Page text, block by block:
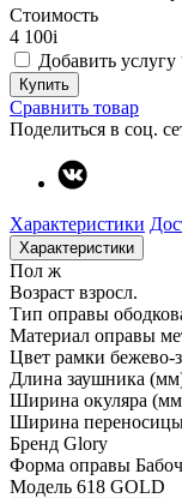
Стоимость
4 100i
Добавить услугу
Купить
Сравнить товар
Поделиться в соц.
Характеристики
Характеристики
Пол ж
Возраст взросл.
Тип оправы
Материал оправы
Цвет рамки бежево-
Длина заушника
Ширина окуляра
Ширина
Бренд Glory
Форма оправы
Модель 618 GOLD